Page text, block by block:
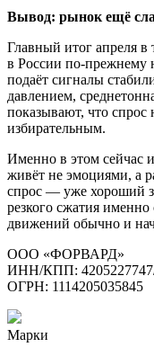
Вывод: рынок ещё
Главный итог апреля
в России по-прежнему
подаёт сигналы
давлением,
показывают, что спрос
избирательным.
Именно в этом сейчас
живёт не эмоциями, а
спрос — уже хороший
резкого сжатия
движений обычно и
ООО «ФОРВАРД»
ИНН/КПП: 4205227747/
ОГРН: 1114205035845
Марки